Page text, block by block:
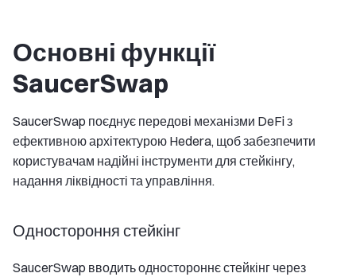
Основні функції
SaucerSwap
SaucerSwap поєднує передові механізми DeFi з
ефективною архітектурою Hedera, щоб забезпечити
користувачам надійні інструменти для стейкінгу,
надання ліквідності та управління.
Одностороння стейкінг
SaucerSwap вводить одностороннє стейкінг через